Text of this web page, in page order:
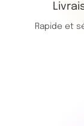
Rapide et